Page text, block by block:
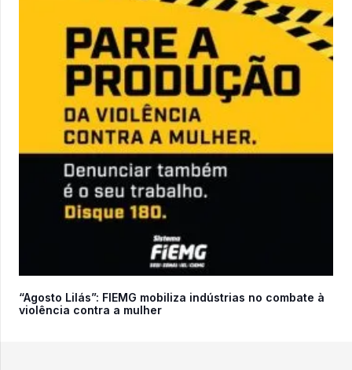
“Agosto Lilás”: FIEMG mobiliza indústrias no combate à
violência contra a mulher